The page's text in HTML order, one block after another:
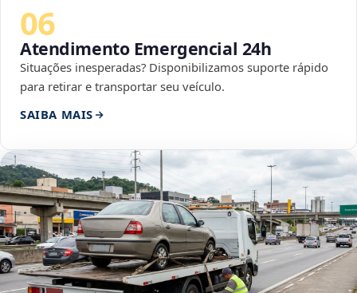
06
Atendimento Emergencial 24h
Situações inesperadas? Disponibilizamos suporte rápido
para retirar e transportar seu veículo.
SAIBA MAIS